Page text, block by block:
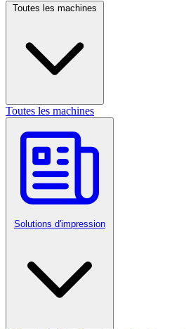
Toutes les machines
Toutes les machines
Solutions d'impression